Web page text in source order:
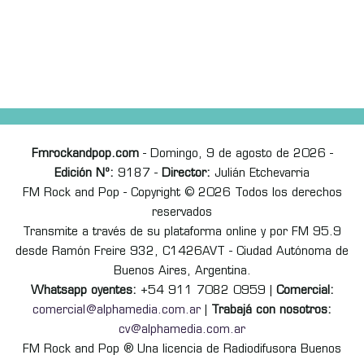
Fmrockandpop.com- Domingo, 9 de agosto de 2026 -
Edición Nº: 9187 - Director: Julián Etchevarria
FM Rock and Pop - Copyright © 2026 Todos los derechos
reservados
Transmite a través de su plataforma online y por FM 95.9
desde Ramón Freire 932, C1426AVT - Ciudad Autónoma de
Buenos Aires, Argentina.
Whatsapp oyentes: +54 911 7082 0959 | Comercial:
comercial@alphamedia.com.ar
Trabajá con nosotros:
cv@alphamedia.com.ar
FM Rock and Pop ® Una licencia de Radiodifusora Buenos